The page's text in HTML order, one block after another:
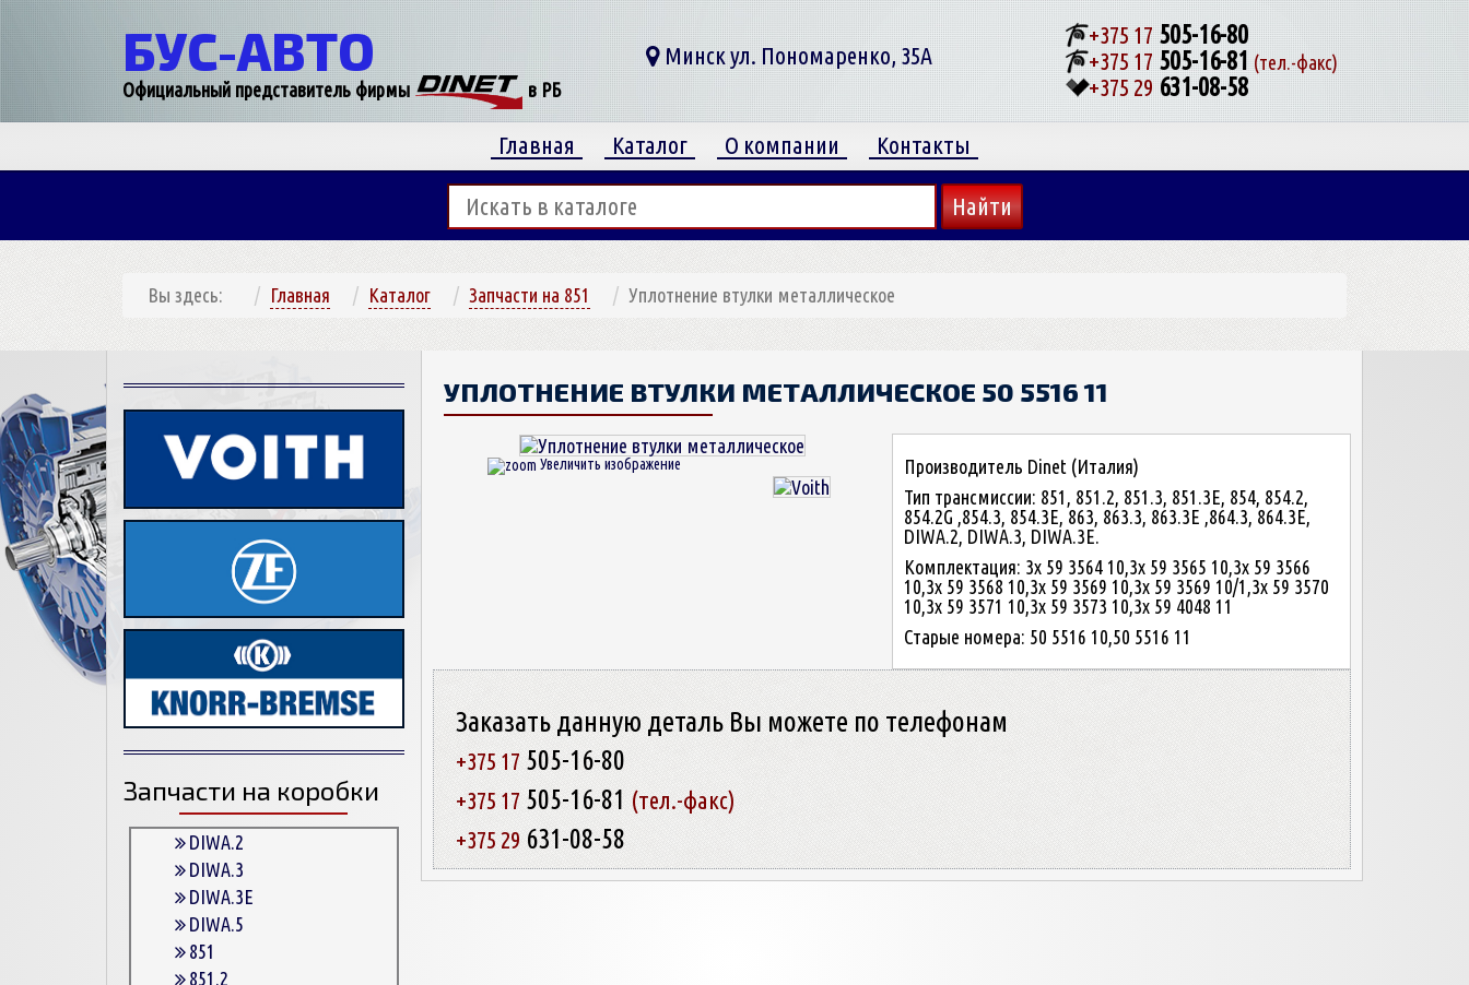
БУС-АВТО
Официальный представитель фирмы в РБ
Минск ул. Пономаренко, 35А
+375 17505-16-80
+375 17 505-16-81 (тел.-факс)
+375 29 631-08-58
Главная Каталог О компании Контакты
Вы здесь: Главная Каталог Запчасти на 851 Уплотнение втулки металлическое
Запчасти на коробки
DIWA.2
DIWA.3
DIWA.3E
DIWA.5
851
851.2
УПЛОТНЕНИЕ ВТУЛКИ МЕТАЛЛИЧЕСКОЕ 50 5516 11
Увеличить изображение
Производитель Dinet (Италия)
Тип трансмиссии: 851, 851.2, 851.3, 851.3E, 854, 854.2,
854.2G ,854.3, 854.3E, 863, 863.3, 863.3E ,864.3, 864.3E,
DIWA.2, DIWA.3, DIWA.3E.
Комплектация: 3x 59 3564 10,3x 59 3565 10,3x 59 3566
10,3x 59 3568 10,3x 59 3569 10,3x 59 3569 10/1,3x 59 3570
10,3x 59 3571 10,3x 59 3573 10,3x 59 4048 11
Старые номера: 50 5516 10,50 5516 11
Заказать данную деталь Вы можете по телефонам
+375 17 505-16-80
+375 17 505-16-81 (тел.-факс)
+375 29 631-08-58